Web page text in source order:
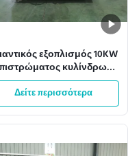
εξοπλισμός 10KW
κυλίνδρων
Antil πλάτους 1320mm
Effecive
Δείτε περισσότερα